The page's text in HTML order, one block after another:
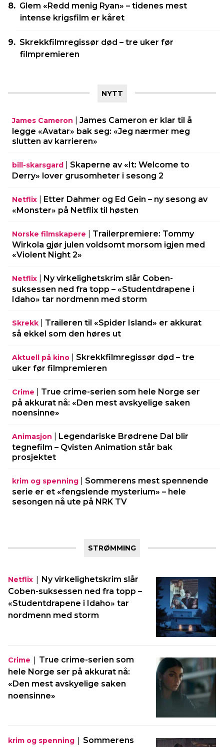
Glem «Redd menig Ryan» – tidenes mest
intense krigsfilm er kåret
Skrekkfilmregissør død – tre uker før
filmpremieren
NYTT
James Cameron
James Cameron er klar til å
legge «Avatar» bak seg: «Jeg nærmer meg
slutten av karrieren»
bill-skarsgard
Skaperne av «It: Welcome to
Derry» lover grusomheter i sesong 2
Netflix
Etter Dahmer og Ed Gein – ny sesong av
«Monster» på Netflix til høsten
Norske filmskapere
Trailerpremiere: Tommy
Wirkola gjør julen voldsomt morsom igjen med
«Violent Night 2»
Netflix
Ny virkelighetskrim slår Coben-
suksessen ned fra topp – «Studentdrapene i
Idaho» tar nordmenn med storm
Skrekk
Traileren til «Spider Island» er akkurat
så ekkel som den høres ut
Aktuell på kino
Skrekkfilmregissør død – tre
uker før filmpremieren
Crime
True crime-serien som hele Norge ser
på akkurat nå: «Den mest avskyelige saken
noensinne»
Animasjon
Legendariske Brødrene Dal blir
tegnefilm – Qvisten Animation står bak
prosjektet
krim og spenning
Sommerens mest spennende
serie er et «fengslende mysterium» – hele
sesongen nå ute på NRK TV
STRØMMING
Netflix | Ny virkelighetskrim slår
Coben-suksessen ned fra topp –
«Studentdrapene i Idaho» tar
nordmenn med storm
Crime | True crime-serien som
hele Norge ser på akkurat nå:
«Den mest avskyelige saken
noensinne»
krim og spenning | Sommerens